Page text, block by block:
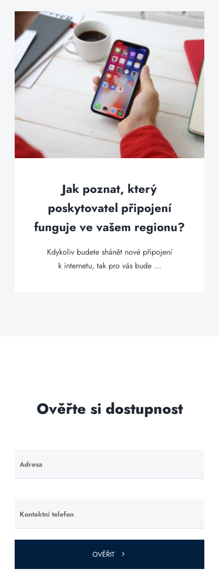
Jak poznat, který
poskytovatel připojení
funguje ve vašem regionu?
Kdykoliv budete shánět nové připojení
k internetu, tak pro vás bude ...
Ověřte si dostupnost
Adresa
Ponechte
toto pole
Kontaktní telefon
Ponechte
toto pole
prázdné.
OVĚŘIT